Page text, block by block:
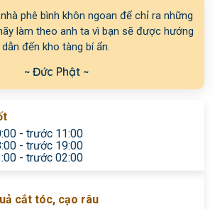
phê bình khôn ngoan để chỉ ra những
làm theo anh ta vì bạn sẽ được hướng
dẫn đến kho tàng bí ẩn.
~ Đức Phật ~
- trước 11:00
- trước 19:00
- trước 02:00
cắt tóc, cạo râu